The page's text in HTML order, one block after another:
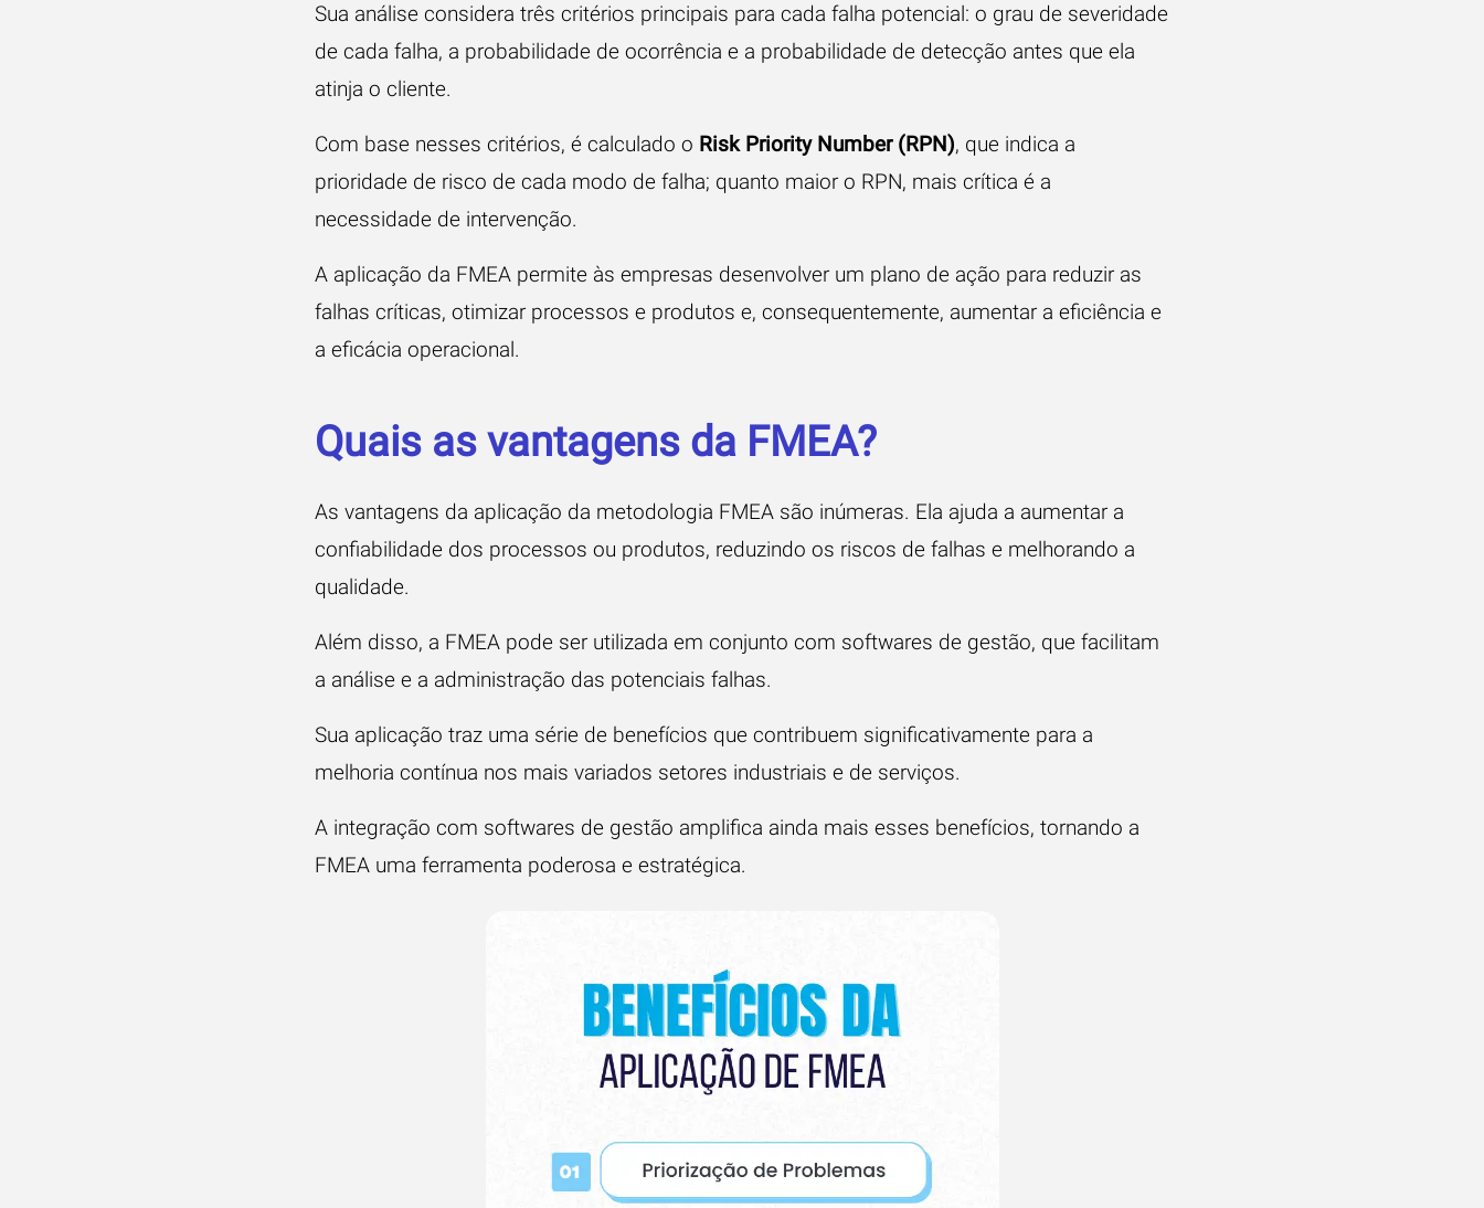
Sua análise considera três critérios principais para cada falha potencial: o grau de severidade
de cada falha, a probabilidade de ocorrência e a probabilidade de detecção antes que ela
atinja o cliente.
Com base nesses critérios, é calculado o Risk Priority Number (RPN), que indica a
prioridade de risco de cada modo de falha; quanto maior o RPN, mais crítica é a
necessidade de intervenção.
A aplicação da FMEA permite às empresas desenvolver um plano de ação para reduzir as
falhas críticas, otimizar processos e produtos e, consequentemente, aumentar a eficiência e
a eficácia operacional.
Quais as vantagens da FMEA?
As vantagens da aplicação da metodologia FMEA são inúmeras. Ela ajuda a aumentar a
confiabilidade dos processos ou produtos, reduzindo os riscos de falhas e melhorando a
qualidade.
Além disso, a FMEA pode ser utilizada em conjunto com softwares de gestão, que facilitam
a análise e a administração das potenciais falhas.
Sua aplicação traz uma série de benefícios que contribuem significativamente para a
melhoria contínua nos mais variados setores industriais e de serviços.
A integração com softwares de gestão amplifica ainda mais esses benefícios, tornando a
FMEA uma ferramenta poderosa e estratégica.